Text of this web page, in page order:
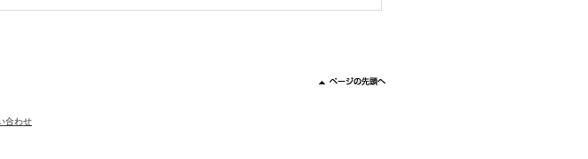
合わせ